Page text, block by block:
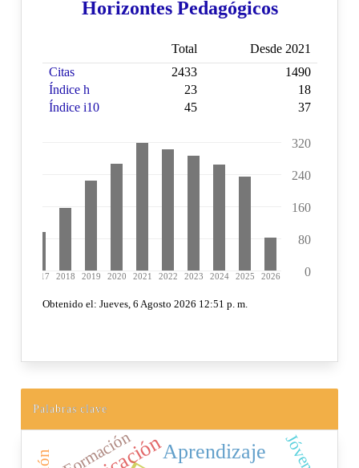
Palabras clave
Aprendizaje
Formación